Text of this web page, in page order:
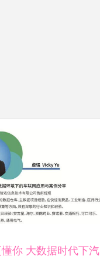
你 大数据时代下汽